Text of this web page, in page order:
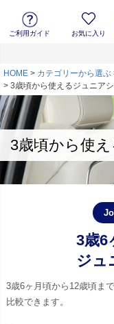
ご利用ガイド お気に入り
HOME カテゴリーから選ぶ
3歳頃から使えるジュニアシ
3歳頃から使
3歳6
ジュ
3歳6ヶ月頃から12歳頃ま
比較できます。